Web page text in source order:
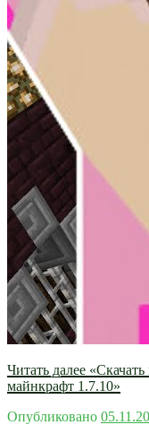
Читать далее
майнкрафт 1.7.10»
Опубликовано